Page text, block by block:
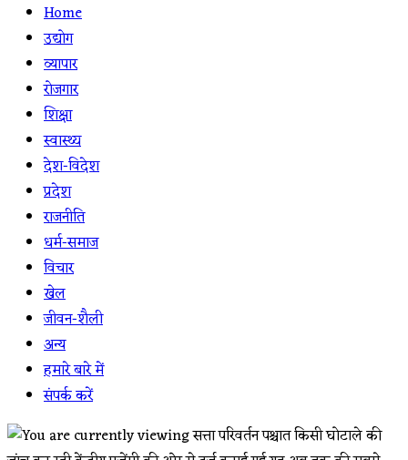
Home
उद्योग
व्यापार
रोजगार
शिक्षा
स्वास्थ्य
देश-विदेश
प्रदेश
राजनीति
धर्म-समाज
विचार
खेल
जीवन-शैली
अन्य
हमारे बारे में
संपर्क करें